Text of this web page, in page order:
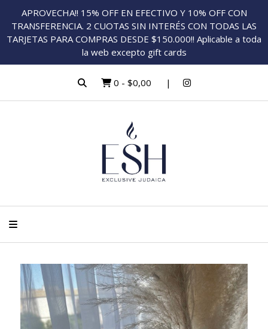
APROVECHA!! 15% OFF EN EFECTIVO Y 10% OFF CON
TRANSFERENCIA. 2 CUOTAS SIN INTERÉS CON TODAS LAS
TARJETAS PARA COMPRAS DESDE $150.000!! Aplicable a toda
la web excepto gift cards
0 - $0,00